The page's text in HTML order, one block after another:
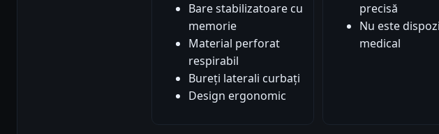
Bare stabilizatoare cu
memorie
Material perforat
respirabil
Bureți laterali curbați
Design ergonomic
precisă
Nu este
medical